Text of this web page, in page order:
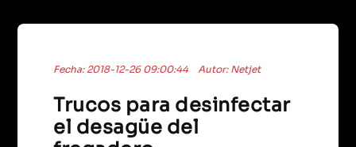
Fecha: 2018-12-26 09:00:44 Autor: Netjet
Trucos para desinfectar
el desagüe del